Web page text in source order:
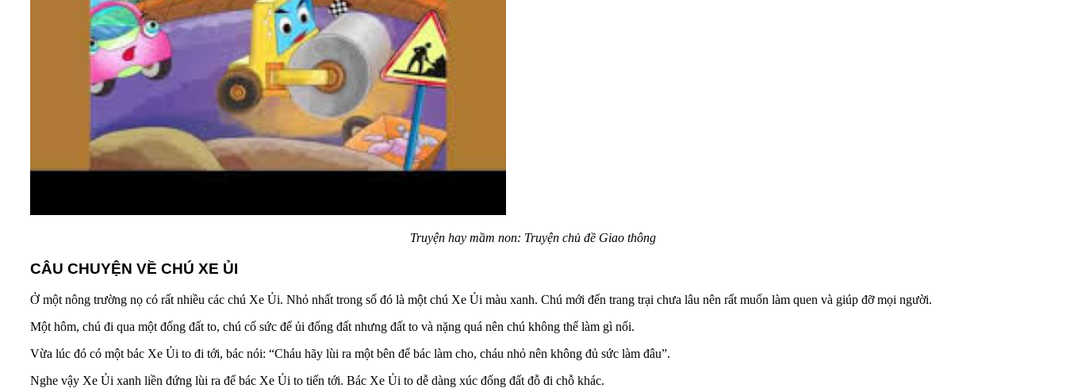
Truyện hay mầm non: Truyện chủ đề Giao thông
CÂU CHUYỆN VỀ CHÚ XE ỦI
Ở một nông trường nọ có rất nhiều các chú Xe Ủi. Nhỏ nhất trong số đó là một chú Xe Ủi màu xanh. Chú mới đến trang trại chưa lâu nên rất muốn làm quen và giúp đỡ mọi người.
Một hôm, chú đi qua một đống đất to, chú cố sức để ủi đống đất nhưng đất to và nặng quá nên chú không thể làm gì nổi.
Vừa lúc đó có một bác Xe Ủi to đi tới, bác nói: “Cháu hãy lùi ra một bên để bác làm cho, cháu nhỏ nên không đủ sức làm đâu”.
Nghe vậy Xe Ủi xanh liền đứng lùi ra để bác Xe Ủi to tiến tới. Bác Xe Ủi to dễ dàng xúc đống đất đỗ đi chỗ khác.